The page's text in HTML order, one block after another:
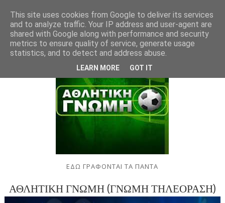
ΕΔΩ ΓΡΑΦΟΝΤΑΙ ΤΑ ΠΑΝΤΑ
ΑΘΛΗΤΙΚΗ ΓΝΩΜΗ (ΓΝΩΜΗ ΤΗΛΕΟΡΑΣΗ)
This site uses cookies from Google to deliver its services
and to analyze traffic. Your IP address and user-agent are
shared with Google along with performance and security
metrics to ensure quality of service, generate usage
statistics, and to detect and address abuse.
LEARN MORE GOT IT